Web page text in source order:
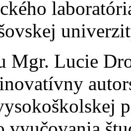
Mgr. Lucie